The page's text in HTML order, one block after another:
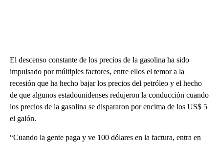
El descenso constante de los precios de la gasolina ha sido
impulsado por múltiples factores, entre ellos el temor a la
recesión que ha hecho bajar los precios del petróleo y el hecho
de que algunos estadounidenses redujeron la conducción cuando
los precios de la gasolina se dispararon por encima de los US$ 5
el galón.
“Cuando la gente paga y ve 100 dólares en la factura, entra en